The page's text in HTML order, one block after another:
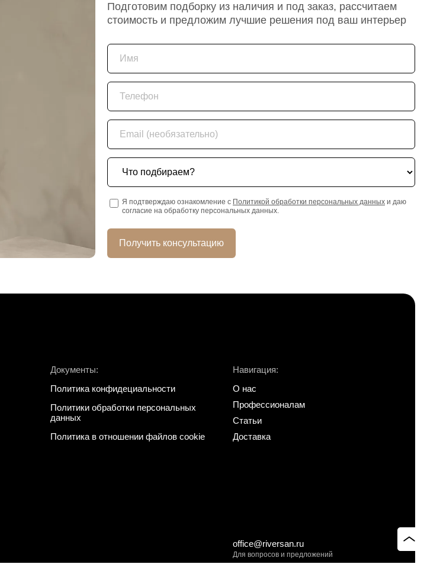
Подготовим подборку из наличия и под заказ, рассчитаем
стоимость и предложим лучшие решения под ваш интерьер
Имя
Телефон
Email (необязательно)
Что подбираем?
Я подтверждаю ознакомление с Политикой обработки персональных данных и даю
согласие на обработку персональных данных.
Получить консультацию
Документы:
Политика конфидециальности
Политики обработки персональных
данных
Политика в отношении файлов cookie
Навигация:
О нас
Профессионалам
Статьи
Доставка
office@riversan.ru
Для вопросов и предложений